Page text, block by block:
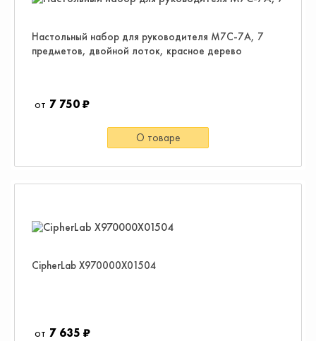
Настольный набор для руководителя M7C-7A, 7
предметов, двойной лоток, красное дерево
7 750 ₽
О товаре
CipherLab X970000X01504
7 635 ₽